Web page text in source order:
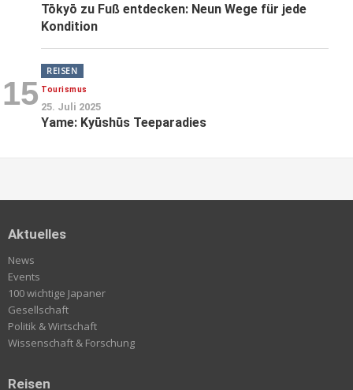
Tōkyō zu Fuß entdecken: Neun Wege für jede
Kondition
15
REISEN
Tourismus
25. Juli 2025
Yame: Kyūshūs Teeparadies
Aktuelles
News
Events
100 wichtige Japaner
Gesellschaft
Politik & Wirtschaft
Wissenschaft & Forschung
Reisen